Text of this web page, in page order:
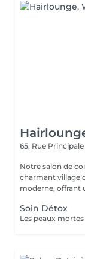
65, Rue Principale
Notre salon de
charmant village
moderne, offrant
Soin Détox